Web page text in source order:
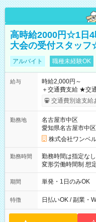
高時給2000円☆1日4
大会の受付スタッ
アルバイト 職種未経験OK
給与
時給2,000円～
＋交通費支給 ★交通費一部支給！ ┗1日500円を超えた分は全額
支給！ ※往復500円以
OK！（規定あり
期間なし
交通費別途支給
勤務地
名古屋市中区
愛知県名古屋市中
株式会社ワンベ
勤務時間
勤務時間は指定なし
変形労働時間制 想定労働時
10/26 全日共通 08
～9/19のみ下記シフ
00
期間 単発・1日のみOK
特徴 日払いOK / 副業・